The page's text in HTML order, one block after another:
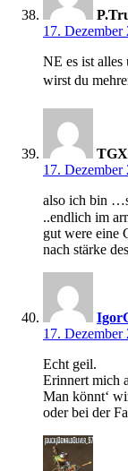
17. Dezember
NE es ist alles
wirst du
TGX
17.
also ich bin
..endlich im
gut were eine
nach stärke
17.
Echt geil.
Erinnert mich
Man könnt‘
oder bei der